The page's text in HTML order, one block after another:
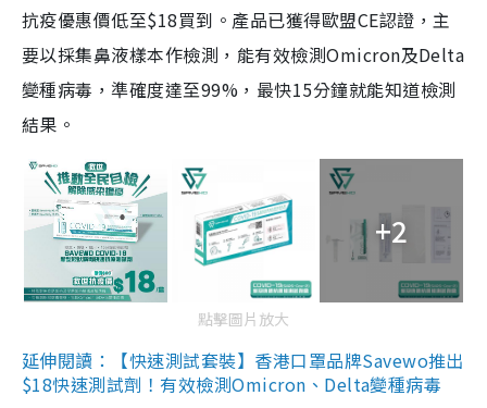
抗疫優惠價低至$18買到。產品已獲得歐盟CE認證，主
要以採集鼻液樣本作檢測，能有效檢測Omicron及Delta
變種病毒，準確度達至99%，最快15分鐘就能知道檢測
結果。
+2
點擊圖片放大
延伸閱讀：【快速測試套裝】香港口罩品牌Savewo推出
$18快速測試劑！有效檢測Omicron、Delta變種病毒